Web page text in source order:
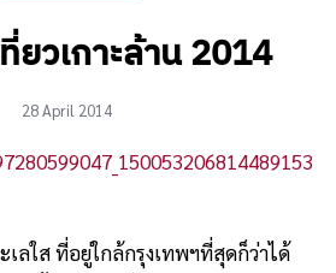
ยวเกาะล้าน 2014
28 April 2014
เลใส ที่อยู่ใกล้กรุงเทพฯที่สุดก็ว่าได้